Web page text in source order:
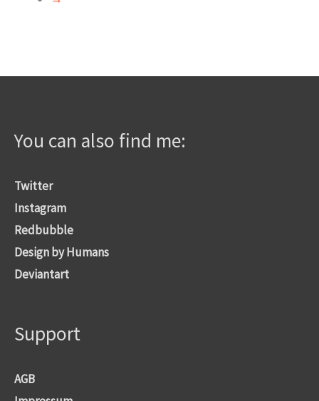
You can also find me:
Twitter
Instagram
Redbubble
Design by Humans
Deviantart
Support
AGB